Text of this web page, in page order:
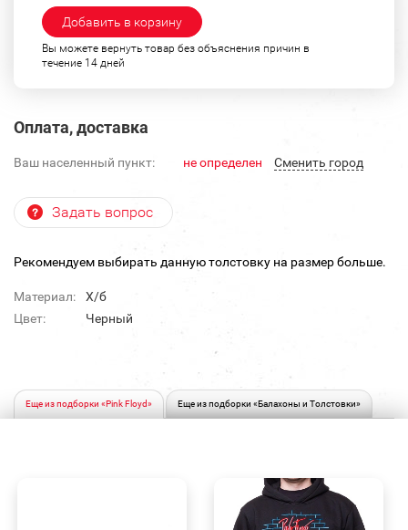
Добавить в корзину
Вы можете вернуть товар без объяснения причин в
течение 14 дней
Оплата, доставка
Ваш населенный пункт: не определен Cменить город
Задать вопрос
Рекомендуем выбирать данную толстовку на размер больше.
Материал:
Х/б
Цвет:
Черный
Еще из подборки «Pink Floyd» Еще из подборки «Балахоны и Толстовки»